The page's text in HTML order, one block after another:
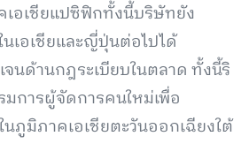
เอเชียแปซิฟิกทั้งนี้บริษัทยัง
นเอเชียและญี่ปุ่นต่อไปได้
จนด้านกฎระเบียบในตลาด ทั้งนี้ริ
มการผู้จัดการคนใหม่เพื่อ
ภูมิภาคเอเชียตะวันออกเฉียงใต้